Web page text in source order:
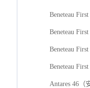
Beneteau
Beneteau
Beneteau
Beneteau
Antares 46（